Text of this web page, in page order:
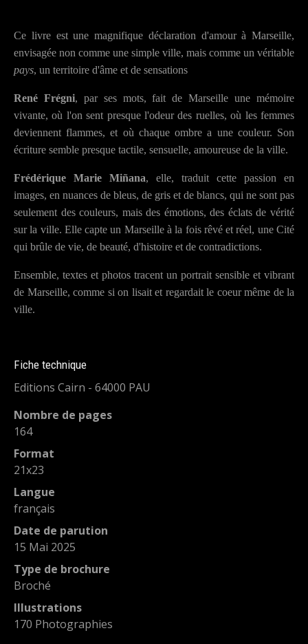
Ce livre est une magnifique déclaration d'amour à Marseille,
envisagée non comme une simple ville, mais comme un véritable
pays, un territoire d'âme et de sensations
René Frégni, par ses mots, fait de Marseille une mémoire
vivante, où l'on sent presque l'odeur des ruelles, où les femmes
deviennent flammes, et où chaque ombre a une couleur. Son
écriture semble presque tactile, sensuelle, amoureuse de la ville.
Frédérique Marie Miñana, elle, traduit cette passion en
images, en nuances de bleus, de gris et de blancs, qui ne sont pas
seulement des couleurs, mais des émotions, des éclats de vérité
sur la ville. Elle capte un Marseille à la fois rêvé et réel, une Cité
qui brûle de vie, de beauté, d'histoire et de contradictions.
Ensemble, textes et photos tracent un portrait sensible et vibrant
de Marseille, comme si on lisait et regardait le coeur même de la
ville.
Fiche technique
Editions Cairn - 64000 PAU
Nombre de pages
164
Format
21x23
Langue
français
Date de parution
15 Mai 2025
Type de brochure
Broché
Illustrations
170 Photographies